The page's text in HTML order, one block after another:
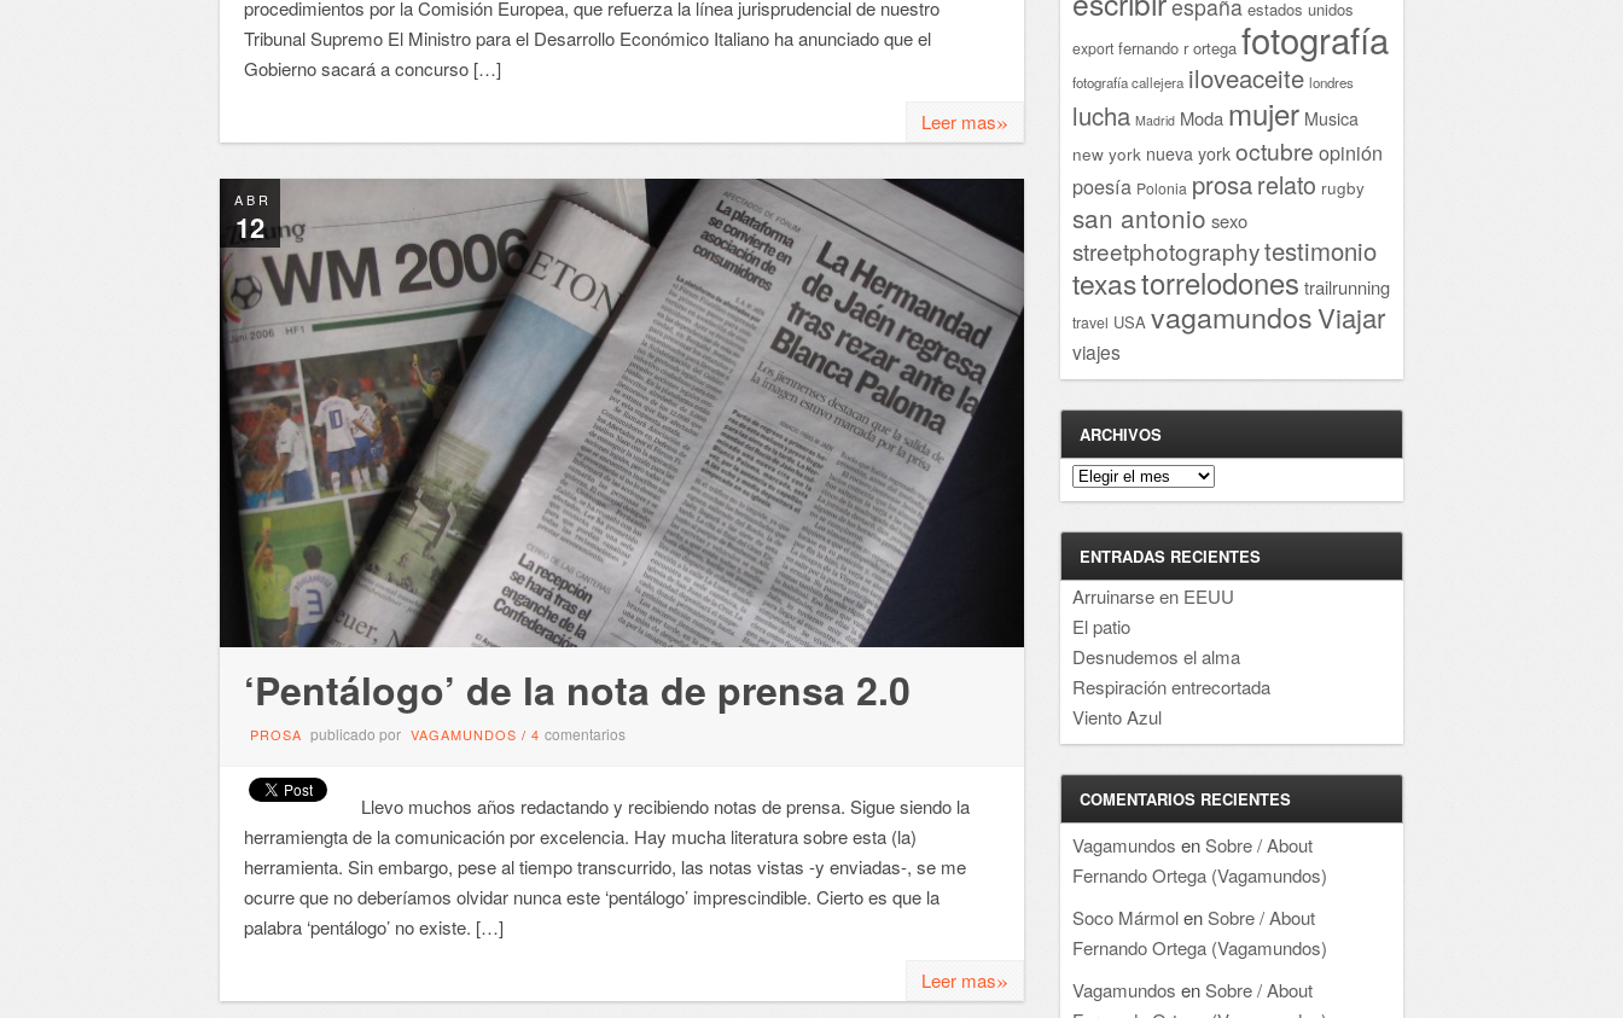
procedimientos por la Comisión Europea, que refuerza la línea jurisprudencial de nuestro
Tribunal Supremo El Ministro para el Desarrollo Económico Italiano ha anunciado que el
Gobierno sacará a concurso […]
Leer mas»
ABR
12
‘Pentálogo’ de la nota de prensa 2.0
PROSA publicado por VAGAMUNDOS / 4 comentarios
Llevo muchos años redactando y recibiendo notas de prensa. Sigue siendo la
herramiengta de la comunicación por excelencia. Hay mucha literatura sobre esta (la)
herramienta. Sin embargo, pese al tiempo transcurrido, las notas vistas -y enviadas-, se me
ocurre que no deberíamos olvidar nunca este ‘pentálogo’ imprescindible. Cierto es que la
palabra ‘pentálogo’ no existe. […]
Leer mas»
españa estados unidos
export fernando r ortega fotografía
fotografía callejera iloveaceite londres
lucha Madrid Moda mujer Musica
new york nueva york octubre opinión
poesía Polonia prosarelato rugby
san antonio sexo
streetphotographytestimonio
texastorrelodones trailrunning
travel USA vagamundosViajar
viajes
ARCHIVOS
Archivos
ENTRADAS RECIENTES
Arruinarse en EEUU
El patio
Desnudemos el alma
Respiración entrecortada
Viento Azul
COMENTARIOS RECIENTES
Vagamundos enSobre / About
Fernando Ortega (Vagamundos)
Soco MármolenSobre / About
Fernando Ortega (Vagamundos)
Vagamundos enSobre / About